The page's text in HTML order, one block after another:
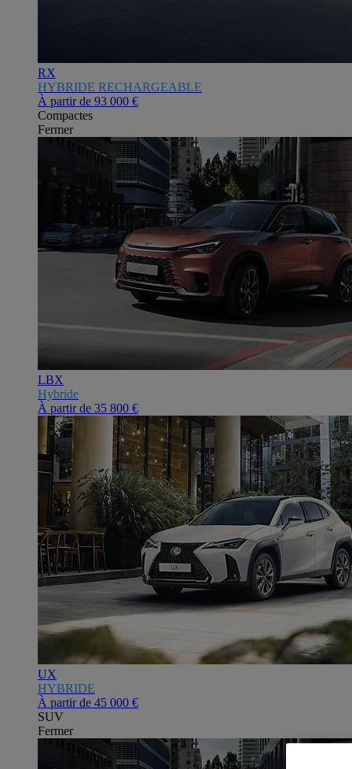
RX
HYBRIDE RECHARGEABLE
À partir de 93 000 €
Compactes
Fermer
LBX
Hybride
À partir de 35 800 €
UX
HYBRIDE
À partir de 45 000 €
SUV
Fermer